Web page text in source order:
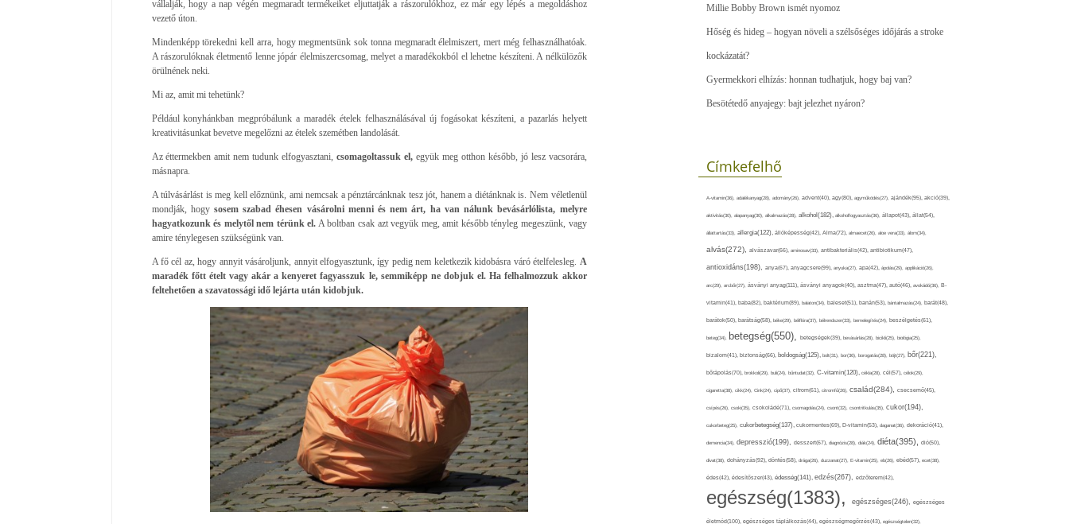
vállalják, hogy a nap végén megmaradt termékeiket eljuttatják a rászorulókhoz, ez már egy lépés a megoldáshoz
vezető úton.
Mindenképp törekedni kell arra, hogy megmentsünk sok tonna megmaradt élelmiszert, mert még felhasználhatóak.
A rászorulóknak életmentő lenne jópár élelmiszercsomag, melyet a maradékokból el lehetne készíteni. A nélkülözők
örülnének neki.
Mi az, amit mi tehetünk?
Például konyhánkban megpróbálunk a maradék ételek felhasználásával új fogásokat készíteni, a pazarlás helyett
kreativitásunkat bevetve megelőzni az ételek szemétben landolását.
Az éttermekben amit nem tudunk elfogyasztani,csomagoltassuk el, együk meg otthon később, jó lesz vacsorára,
másnapra.
A túlvásárlást is meg kell előznünk, ami nemcsak a pénztárcánknak tesz jót, hanem a diétánknak is. Nem véletlenül
mondják, hogysosem szabad éhesen vásárolni menni és nem árt, ha van nálunk bevásárlólista, melyre
hagyatkozunk és melytől nem térünk el. A boltban csak azt vegyük meg, amit később tényleg megeszünk, vagy
amire ténylegesen szükségünk van.
A fő cél az, hogy annyit vásároljunk, annyit elfogyasztunk, így pedig nem keletkezik kidobásra váró ételfelesleg. A
maradék főtt ételt vagy akár a kenyeret fagyasszuk le, semmiképp ne dobjuk el. Ha felhalmozzuk akkor
feltehetően a szavatossági idő lejárta után kidobjuk.
Millie Bobby Brown ismét nyomoz
Hőség és hideg – hogyan növeli a szélsőséges időjárás a stroke
kockázatát?
Gyermekkori elhízás: honnan tudhatjuk, hogy baj van?
Besötétedő anyajegy: bajt jelezhet nyáron?
Címkefelhő
A-vitamin(36), adalékanyag(28), adomány(26), advent(40), agy(80), agyműködés(27), ajándék(95), akció(39),
aktivitás(30), alapanyag(30), alkalmazás(28), alkohol(182), alkoholfogyasztás(36), állapot(43), állat(54),
állattartás(33), allergia(122), állóképesség(42), Alma(72), almaecet(26), aloe vera(33), álom(34),
alvás(272), alvászavar(66), aminosav(33), antibakteriális(42), antibiotikum(47),
antioxidáns(198), anya(67), anyagcsere(99), anyuka(27), apa(42), ápolás(29), applikáció(26),
arc(29), arcbőr(27), ásványi anyag(111), ásványi anyagok(40), asztma(47), autó(46), avokádó(36), B-
vitamin(41), baba(82), baktérium(89), balaton(34), baleset(51), banán(53), bántalmazás(24), barát(48),
barátok(50), barátság(58), béke(29), bélflóra(37), bélrendszer(33), bemelegítés(24), beszélgetés(61),
beteg(34), betegség(550), betegségek(39), bevásárlás(28), bicikli(25), biológia(25),
bizalom(41), biztonság(66), boldogság(125), bolt(31), bor(36), borogatás(28), böjt(27), bőr(221),
bőrápolás(70), brokkoli(29), buli(24), bűntudat(32), C-vitamin(120), cékla(28), cél(57), célok(29),
cigaretta(38), cikk(24), Cink(24), cipő(37), citrom(61), citromfű(26), család(284), csecsemő(45),
csípés(26), csoki(35), csokoládé(71), csomagolás(24), csont(32), csontritkulás(35), cukor(194),
cukorbeteg(25), cukorbetegség(137), cukormentes(69), D-vitamin(53), daganat(36), dekoráció(41),
demencia(34), depresszió(199), desszert(67), diagnózis(28), diák(24), diéta(395), dió(50),
divat(38), dohányzás(92), döntés(58), drága(26), duzzanat(27), E-vitamin(25), eb(26), ebéd(57), ecet(38),
édes(42), édesítőszer(43), édesség(141), edzés(267), edzőterem(42),
egészség(1383), egészséges(246), egészséges
életmód(100), egészséges táplálkozás(44), egészségmegőrzés(43), egészségtelen(32),